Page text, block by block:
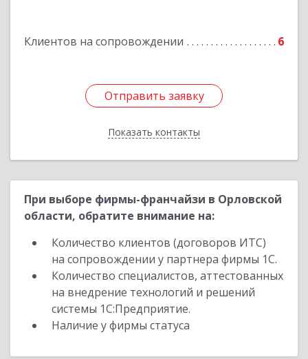
Клиентов на сопровождении 6
Отправить заявку
Показать контакты
Отправить заявку
Назад
При выборе фирмы-франчайзи в Орловской
области, обратите внимание на:
Количество клиентов (договоров ИТС)
на сопровождении у партнера фирмы 1С.
Количество специалистов, аттестованных
на внедрение технологий и решений
системы 1С:Предприятие.
Наличие у фирмы статуса